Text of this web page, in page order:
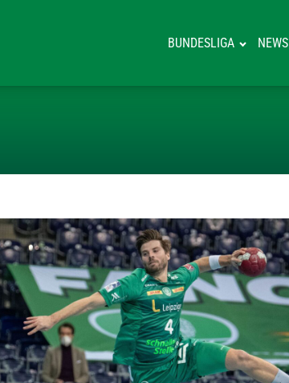
BUNDESLIGA NEWS